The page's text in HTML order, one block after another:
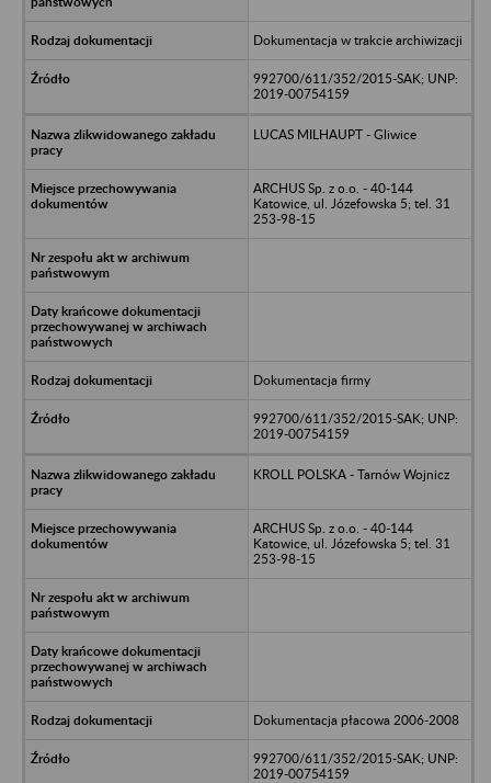
Dokumentacja w trakcie archiwizacji
992700/611/352/2015-SAK; UNP:
2019-00754159
LUCAS MILHAUPT - Gliwice
ARCHUS Sp. z o.o. - 40-144
Katowice, ul. Józefowska 5; tel. 31
253-98-15
Dokumentacja firmy
992700/611/352/2015-SAK; UNP:
2019-00754159
KROLL POLSKA - Tarnów Wojnicz
ARCHUS Sp. z o.o. - 40-144
Katowice, ul. Józefowska 5; tel. 31
253-98-15
Dokumentacja płacowa 2006-2008
992700/611/352/2015-SAK; UNP:
2019-00754159